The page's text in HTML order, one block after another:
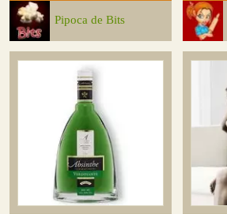
Pipoca de Bits